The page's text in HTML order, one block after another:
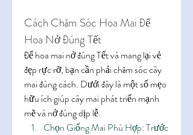
Cách Chăm Sóc Hoa Mai Để
Hoa Nở Đúng Tết
Để hoa mai nở đúng Tết và mang lại vẻ
đẹp rực rỡ, bạn cần phải chăm sóc cây
mai đúng cách. Dưới đây là một số mẹo
hữu ích giúp cây mai phát triển mạnh
mẽ và nở đúng dịp lễ.
Chọn Giống Mai Phù Hợp: Trước